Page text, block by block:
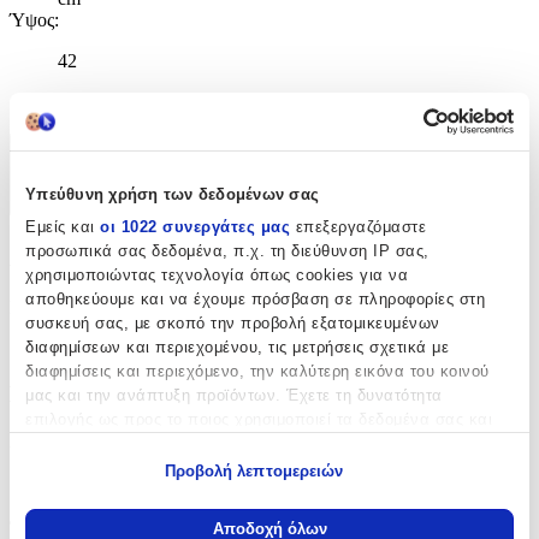
Υπεύθυνη χρήση των δεδομένων σας
Εμείς και οι 1022 συνεργάτες μας επεξεργαζόμαστε
προσωπικά σας δεδομένα, π.χ. τη διεύθυνση IP σας,
χρησιμοποιώντας τεχνολογία όπως cookies για να
αποθηκεύουμε και να έχουμε πρόσβαση σε πληροφορίες στη
συσκευή σας, με σκοπό την προβολή εξατομικευμένων
διαφημίσεων και περιεχομένου, τις μετρήσεις σχετικά με
διαφημίσεις και περιεχόμενο, την καλύτερη εικόνα του κοινού
μας και την ανάπτυξη προϊόντων. Έχετε τη δυνατότητα
Να συλλέξουμε πληροφορίες σχετικά με τη γεωγραφική
Προβολή λεπτομερειών
Αποδοχή όλων
Ύψος:
42
+
Χαρακτηριστικά
Κατασκευαστής:
Spiderman
Βασικά Χαρακτηριστικά
Φύλο